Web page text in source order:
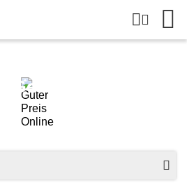
Geschenkbox